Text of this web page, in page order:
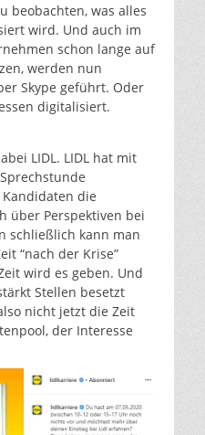
beobachten, was alles
wird. Und auch im
schon lange auf
werden nun
Skype geführt. Oder
digitalisiert.
LIDL. LIDL hat mit
die
über Perspektiven bei
schließlich kann man
“nach der Krise”
wird es geben. Und
Stellen besetzt
nicht jetzt die Zeit
der Interesse